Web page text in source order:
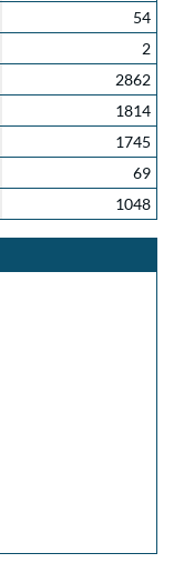
54
2
2862
1814
1745
69
1048